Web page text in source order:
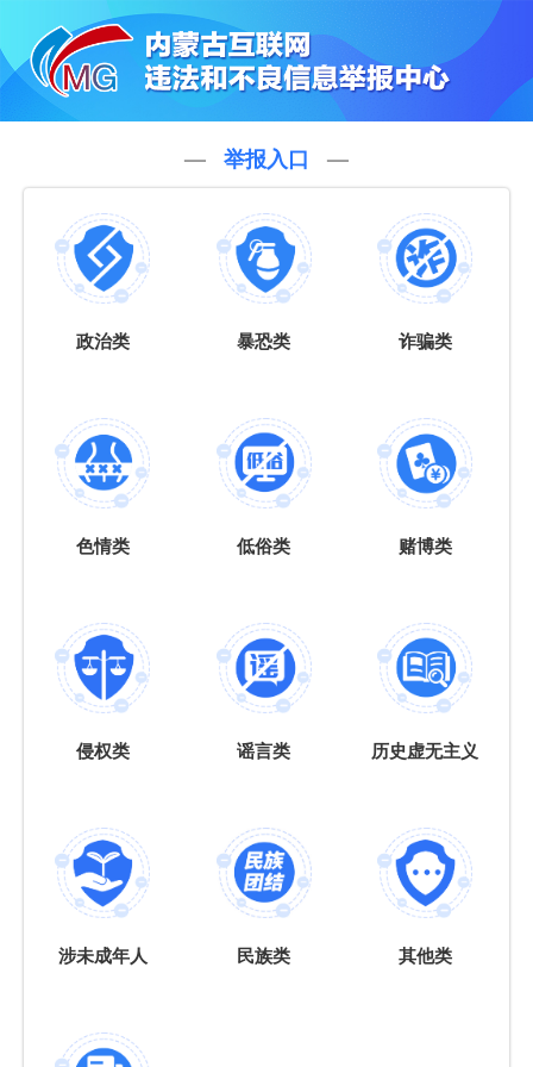
举报入口
政治类 暴恐类 诈骗类
色情类 低俗类 赌博类
侵权类 谣言类 历史虚无主义
涉未成年人 民族类 其他类